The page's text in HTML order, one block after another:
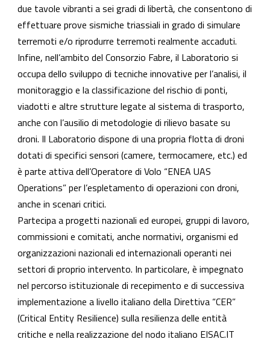
due tavole vibranti a sei gradi di libertà, che consentono di
effettuare prove sismiche triassiali in grado di simulare
terremoti e/o riprodurre terremoti realmente accaduti.
Infine, nell’ambito del Consorzio Fabre, il Laboratorio si
occupa dello sviluppo di tecniche innovative per l’analisi, il
monitoraggio e la classificazione del rischio di ponti,
viadotti e altre strutture legate al sistema di trasporto,
anche con l’ausilio di metodologie di rilievo basate su
droni. Il Laboratorio dispone di una propria flotta di droni
dotati di specifici sensori (camere, termocamere, etc.) ed
è parte attiva dell’Operatore di Volo “ENEA UAS
Operations” per l’espletamento di operazioni con droni,
anche in scenari critici.
Partecipa a progetti nazionali ed europei, gruppi di lavoro,
commissioni e comitati, anche normativi, organismi ed
organizzazioni nazionali ed internazionali operanti nei
settori di proprio intervento. In particolare, è impegnato
nel percorso istituzionale di recepimento e di successiva
implementazione a livello italiano della Direttiva “CER”
(Critical Entity Resilience) sulla resilienza delle entità
critiche e nella realizzazione del nodo italiano EISAC.IT